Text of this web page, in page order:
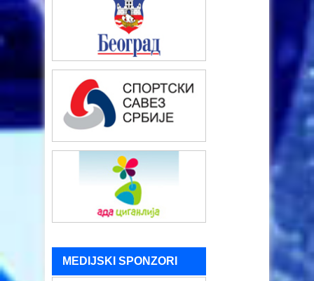
MEDIJSKI SPONZORI